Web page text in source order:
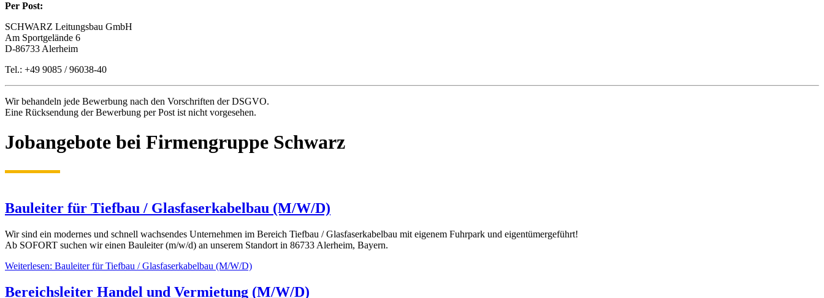
Per Post:
SCHWARZ Leitungsbau GmbH
Am Sportgelände 6
D-86733 Alerheim
Tel.: +49 9085 / 96038-40
Wir behandeln jede Bewerbung nach den Vorschriften der DSGVO.
Eine Rücksendung der Bewerbung per Post ist nicht vorgesehen.
Jobangebote bei Firmengruppe Schwarz
Bauleiter für Tiefbau / Glasfaserkabelbau (M/W/D)
Wir sind ein modernes und schnell wachsendes Unternehmen im Bereich Tiefbau / Glasfaserkabelbau mit eigenem Fuhrpark und eigentümergeführt!
Ab SOFORT suchen wir einen Bauleiter (m/w/d) an unserem Standort in 86733 Alerheim, Bayern.
Weiterlesen: Bauleiter für Tiefbau / Glasfaserkabelbau (M/W/D)
Bereichsleiter Handel und Vermietung (M/W/D)